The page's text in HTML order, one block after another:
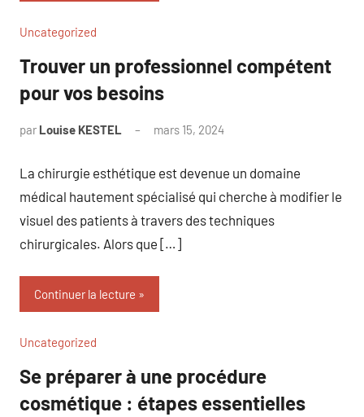
Uncategorized
Trouver un professionnel compétent
pour vos besoins
par Louise KESTEL mars 15, 2024
La chirurgie esthétique est devenue un domaine
médical hautement spécialisé qui cherche à modifier le
visuel des patients à travers des techniques
chirurgicales. Alors que […]
Continuer la lecture
Uncategorized
Se préparer à une procédure
cosmétique : étapes essentielles